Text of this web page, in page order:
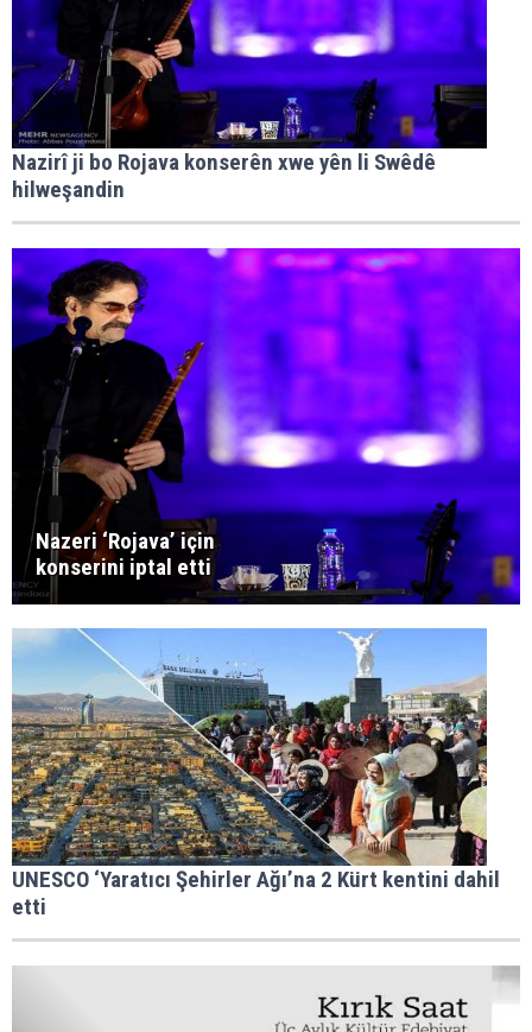
Nazirî ji bo Rojava konserên xwe yên li Swêdê
hilweşandin
Nazeri ‘Rojava’ için
konserini iptal etti
UNESCO ‘Yaratıcı Şehirler Ağı’na 2 Kürt kentini dahil
etti